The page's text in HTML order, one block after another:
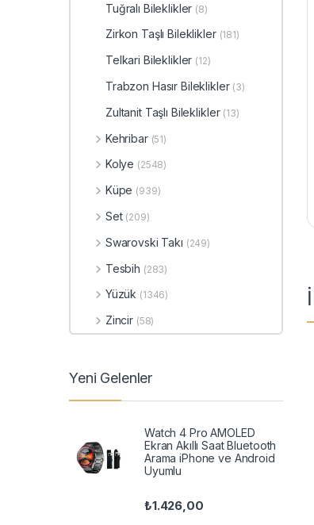
Tuğralı Bileklikler (8)
Zirkon Taşlı Bileklikler (181)
Telkari Bileklikler (12)
Trabzon Hasır Bileklikler (3)
Zultanit Taşlı Bileklikler (13)
Kehribar (51)
Kolye (2548)
Küpe (939)
Set (209)
Swarovski Takı (249)
Tesbih (283)
Yüzük (1346)
Zincir (58)
Yeni Gelenler
Watch 4 Pro AMOLED
Ekran Akıllı Saat Bluetooth
Arama iPhone ve Android
Uyumlu
₺1.426,00